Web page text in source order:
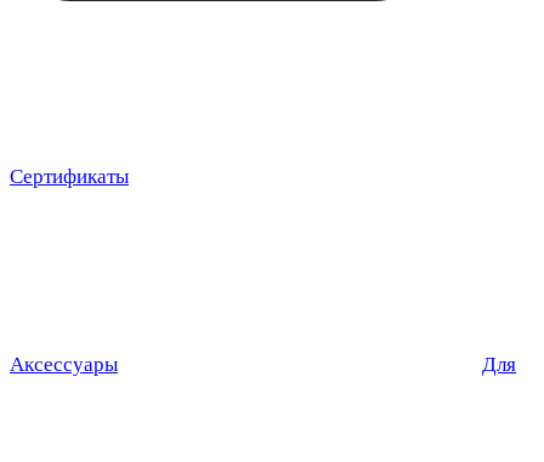
Сертификаты
Аксессуары Для